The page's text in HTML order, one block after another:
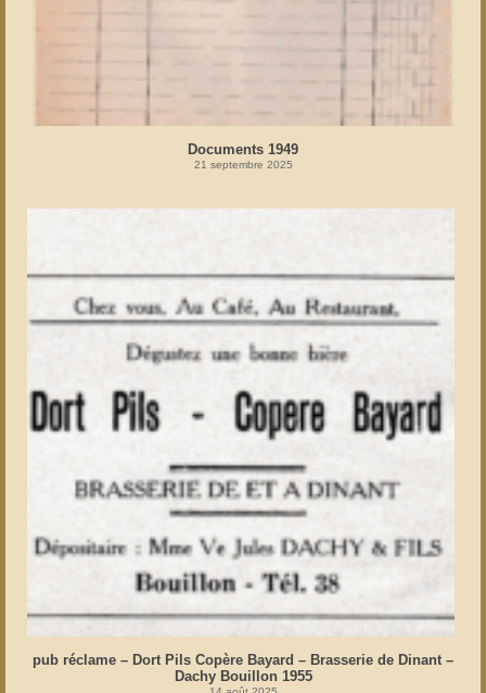
Documents 1949
21 septembre 2025
pub réclame – Dort Pils Copère Bayard – Brasserie de Dinant –
Dachy Bouillon 1955